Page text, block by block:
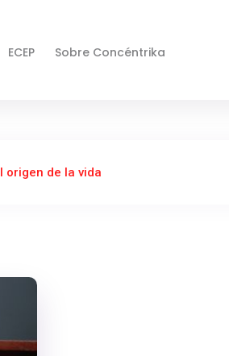
ECEP Sobre Concéntrika
origen de la vida